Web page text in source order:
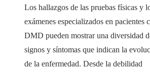
Los hallazgos de las pruebas físicas y
exámenes especializados en pacientes
DMD pueden mostrar una diversidad
signos y síntomas que indican la
de la enfermedad. Desde la debilidad